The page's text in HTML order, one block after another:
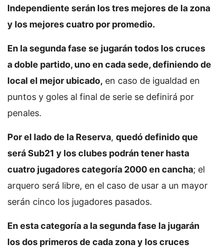
Independiente serán los tres mejores de la zona
y los mejores cuatro por promedio.
En la segunda fase se jugarán todos los cruces
a doble partido, uno en cada sede, definiendo de
local el mejor ubicado, en caso de igualdad en
puntos y goles al final de serie se definirá por
penales.
Por el lado de la Reserva, quedó definido que
será Sub21 y los clubes podrán tener hasta
cuatro jugadores categoría 2000 en cancha; el
arquero será libre, en el caso de usar a un mayor
serán cinco los jugadores pasados.
En esta categoría a la segunda fase la jugarán
los dos primeros de cada zona y los cruces